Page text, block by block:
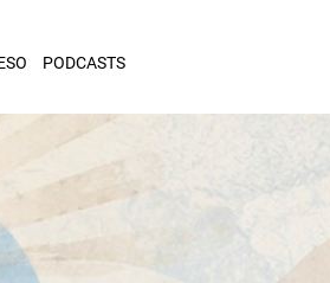
PODCASTS